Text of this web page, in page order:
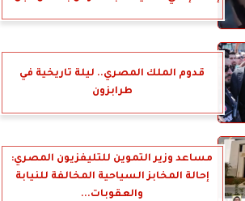
قدوم الملك المصري.. ليلة تاريخية في
طرابزون
مساعد وزير التموين للتليفزيون المصري:
إحالة المخابز السياحية المخالفة للنيابة
والعقوبات...